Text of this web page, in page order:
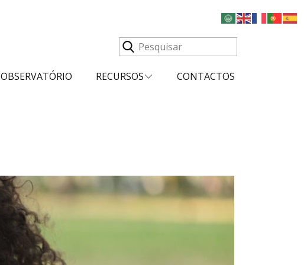
OBSERVATÓRIO RECURSOS CONTACTOS